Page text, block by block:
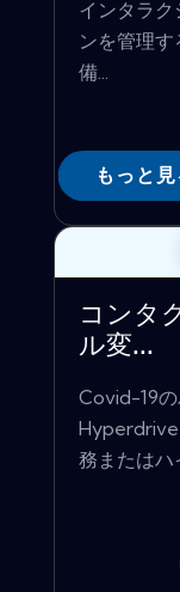
インタラク
ンを管理す
備...
もっと見
コンタ
ル変...
Covid-19
Hyperdrive
務またはハ